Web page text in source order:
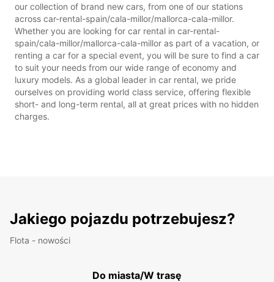
our collection of brand new cars, from one of our stations
across car-rental-spain/cala-millor/mallorca-cala-millor.
Whether you are looking for car rental in car-rental-
spain/cala-millor/mallorca-cala-millor as part of a vacation, or
renting a car for a special event, you will be sure to find a car
to suit your needs from our wide range of economy and
luxury models. As a global leader in car rental, we pride
ourselves on providing world class service, offering flexible
short- and long-term rental, all at great prices with no hidden
charges.
Jakiego pojazdu potrzebujesz?
Flota - nowości
Do miasta/W trasę